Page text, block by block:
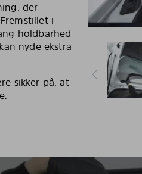
der
i
holdbarhed
nyde ekstra
sikker på, at